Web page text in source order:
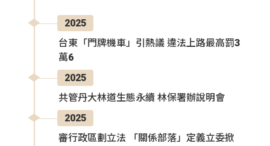
2025
台東「門牌機車」引熱議 違法上路最高罰3
萬6
2025
共管丹大林道生態永續 林保署辦說明會
2025
審行政區劃立法 「關係部落」定義立委掀